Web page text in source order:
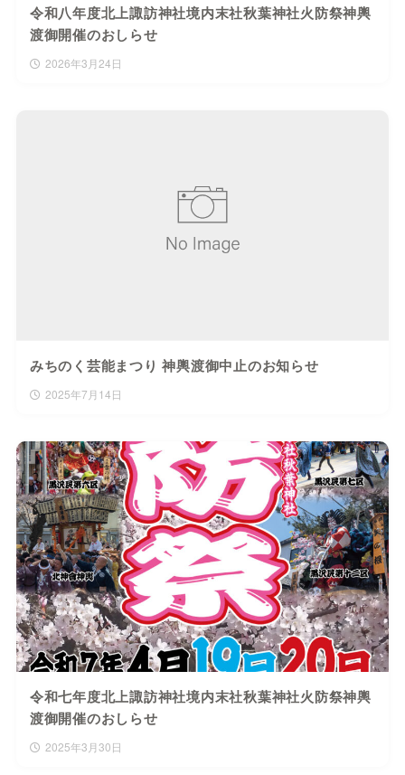
令和八年度北上諏訪神社境内末社秋葉神社火防祭神輿
渡御開催のおしらせ
2026年3月24日
みちのく芸能まつり 神輿渡御中止のお知らせ
2025年7月14日
令和七年度北上諏訪神社境内末社秋葉神社火防祭神輿
渡御開催のおしらせ
2025年3月30日